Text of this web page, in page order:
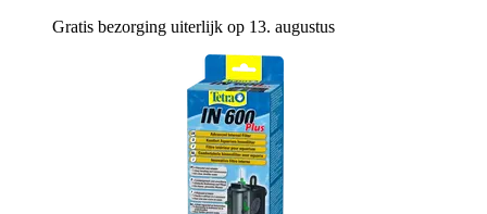
Gratis bezorging uiterlijk op 13. augustus